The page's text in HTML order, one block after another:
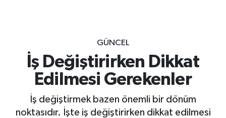
GÜNCEL
İş Değiştirirken Dikkat
Edilmesi Gerekenler
İş değiştirmek bazen önemli bir dönüm
noktasıdır. İşte iş değiştirirken dikkat edilmesi